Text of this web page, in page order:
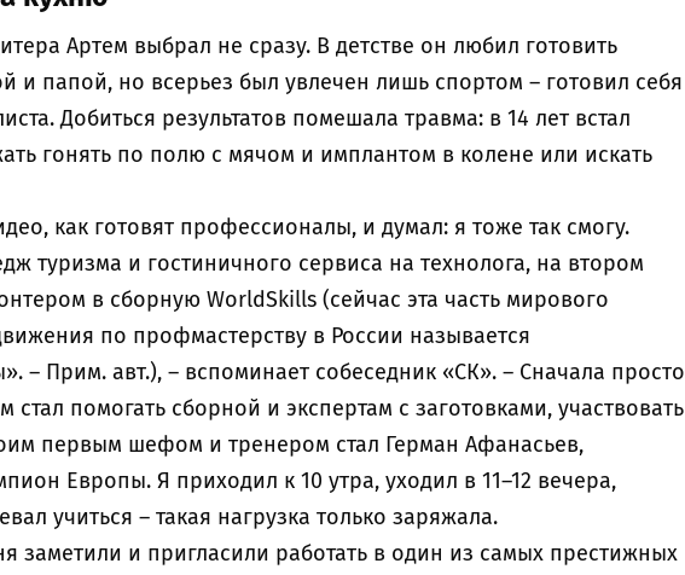
Артем выбрал не сразу. В детстве он любил готовить
и папой, но всерьез был увлечен лишь спортом – готовил себя
Добиться результатов помешала травма: в 14 лет встал
гонять по полю с мячом и имплантом в колене или искать
как готовят профессионалы, и думал: я тоже так смогу.
туризма и гостиничного сервиса на технолога, на втором
в сборную WorldSkills (сейчас эта часть мирового
по профмастерству в России называется
– Прим. авт.), – вспоминает собеседник «СК». – Сначала просто
стал помогать сборной и экспертам с заготовками, участвовать
первым шефом и тренером стал Герман Афанасьев,
Европы. Я приходил к 10 утра, уходил в 11–12 вечера,
учиться – такая нагрузка только заряжала.
заметили и пригласили работать в один из самых престижных